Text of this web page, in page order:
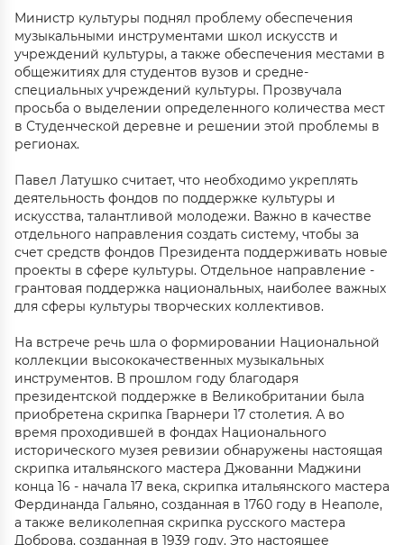
Министр культуры поднял проблему обеспечения
музыкальными инструментами школ искусств и
учреждений культуры, а также обеспечения местами в
общежитиях для студентов вузов и средне-
специальных учреждений культуры. Прозвучала
просьба о выделении определенного количества мест
в Студенческой деревне и решении этой проблемы в
регионах.
Павел Латушко считает, что необходимо укреплять
деятельность фондов по поддержке культуры и
искусства, талантливой молодежи. Важно в качестве
отдельного направления создать систему, чтобы за
счет средств фондов Президента поддерживать новые
проекты в сфере культуры. Отдельное направление -
грантовая поддержка национальных, наиболее важных
для сферы культуры творческих коллективов.
На встрече речь шла о формировании Национальной
коллекции высококачественных музыкальных
инструментов. В прошлом году благодаря
президентской поддержке в Великобритании была
приобретена скрипка Гварнери 17 столетия. А во
время проходившей в фондах Национального
исторического музея ревизии обнаружены настоящая
скрипка итальянского мастера Джованни Маджини
конца 16 - начала 17 века, скрипка итальянского мастера
Фердинанда Гальяно, созданная в 1760 году в Неаполе,
а также великолепная скрипка русского мастера
Доброва, созданная в 1939 году. Это настоящее